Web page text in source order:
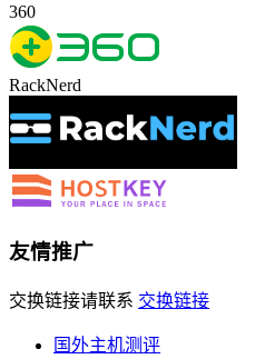
360
RackNerd
友情推广
交换链接请联系 交换链接
国外主机测评